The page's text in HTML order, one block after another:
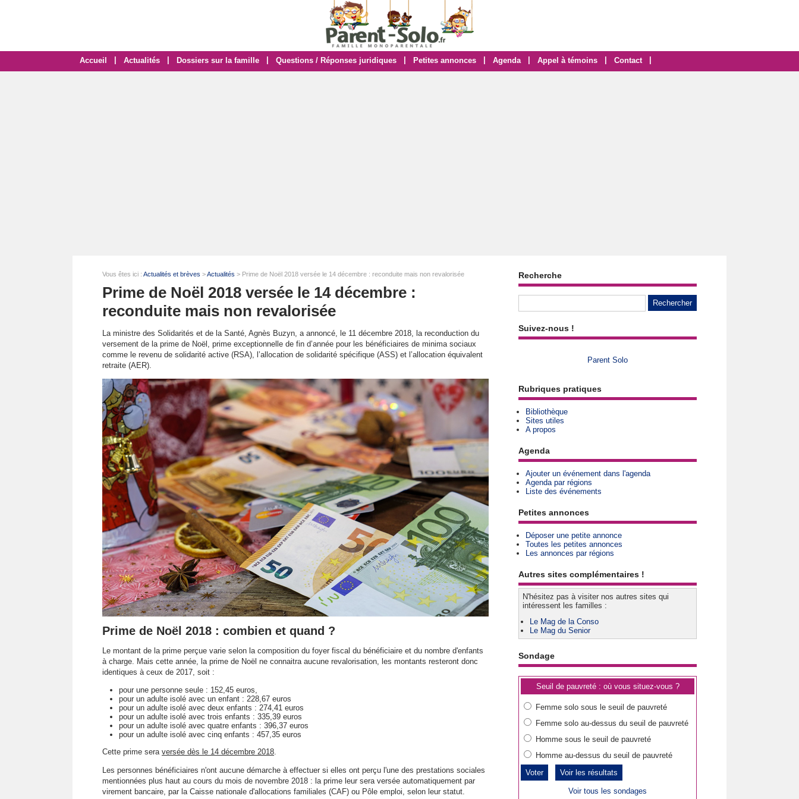
Accueil Actualités Dossiers sur la famille Questions / Réponses juridiques Petites annonces Agenda Appel à témoins Contact
Vous êtes ici : Actualités et brèves >Actualités > Prime de Noël 2018 versée le 14 décembre : reconduite mais non revalorisée
Prime de Noël 2018 versée le 14 décembre :
reconduite mais non revalorisée
La ministre des Solidarités et de la Santé, Agnès Buzyn, a annoncé, le 11 décembre 2018, la reconduction du
versement de la prime de Noël, prime exceptionnelle de fin d’année pour les bénéficiaires de minima sociaux
comme le revenu de solidarité active (RSA), l’allocation de solidarité spécifique (ASS) et l’allocation équivalent
retraite (AER).
Prime de Noël 2018 : combien et quand ?
Le montant de la prime perçue varie selon la composition du foyer fiscal du bénéficiaire et du nombre d'enfants
à charge. Mais cette année, la prime de Noël ne connaitra aucune revalorisation, les montants resteront donc
identiques à ceux de 2017, soit :
pour une personne seule : 152,45 euros,
pour un adulte isolé avec un enfant : 228,67 euros
pour un adulte isolé avec deux enfants : 274,41 euros
pour un adulte isolé avec trois enfants : 335,39 euros
pour un adulte isolé avec quatre enfants : 396,37 euros
pour un adulte isolé avec cinq enfants : 457,35 euros
Cette prime sera versée dès le 14 décembre 2018.
Les personnes bénéficiaires n'ont aucune démarche à effectuer si elles ont perçu l'une des prestations sociales
mentionnées plus haut au cours du mois de novembre 2018 : la prime leur sera versée automatiquement par
virement bancaire, par la Caisse nationale d'allocations familiales (CAF) ou Pôle emploi, selon leur statut.
Recherche
Suivez-nous !
Parent Solo
Rubriques pratiques
Bibliothèque
Sites utiles
A propos
Agenda
Ajouter un événement dans l'agenda
Agenda par régions
Liste des événements
Petites annonces
Déposer une petite annonce
Toutes les petites annonces
Les annonces par régions
Autres sites complémentaires !
N'hésitez pas à visiter nos autres sites qui
intéressent les familles :
Le Mag de la Conso
Le Mag du Senior
Sondage
Seuil de pauvreté : où vous situez-vous ?
Femme solo sous le seuil de pauvreté
Femme solo au-dessus du seuil de pauvreté
Homme sous le seuil de pauvreté
Homme au-dessus du seuil de pauvreté
Voir les résultats
Voir tous les sondages